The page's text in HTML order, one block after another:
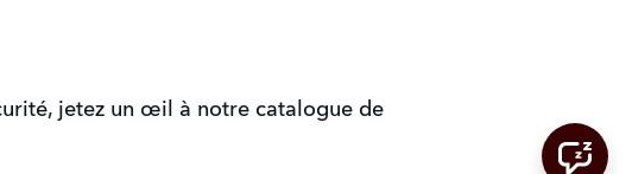
jetez un œil à notre catalogue de